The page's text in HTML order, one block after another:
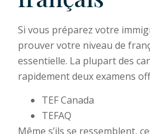
Si vous préparez votre
prouver votre niveau de
essentielle. La plupart des
rapidement deux examens
TEF Canada
TEFAQ
Même s’ils se ressemblent,